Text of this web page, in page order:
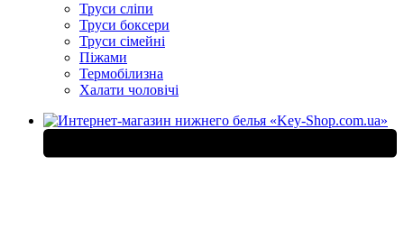
Труси сліпи
Труси боксери
Труси сімейні
Піжами
Термобілизна
Халати чоловічі